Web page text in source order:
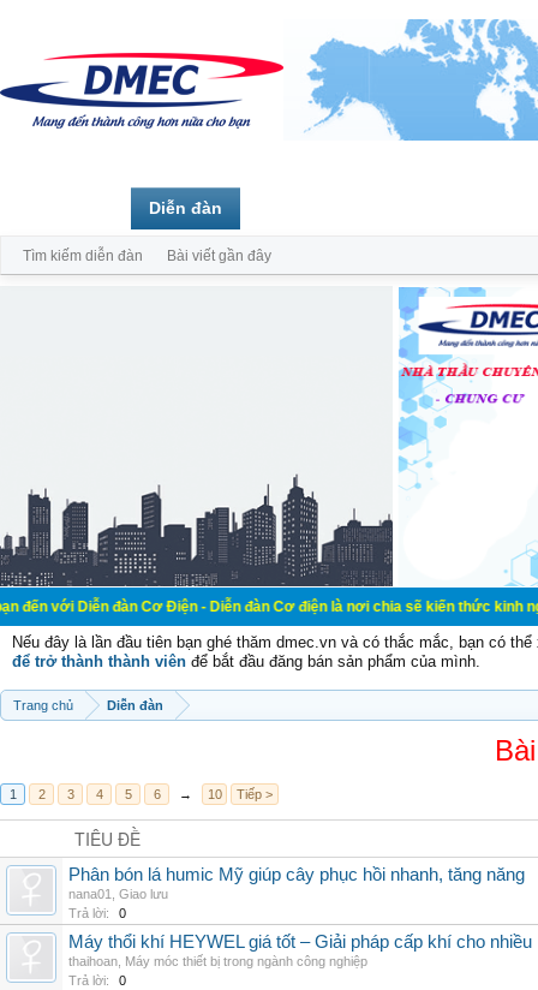
đàn Cơ Điện - Diễn đàn Cơ điện là nơi chia sẽ kiến thức kinh nghiệm
Nếu đây là lần đầu tiên bạn ghé thăm dmec.vn và có thắc mắc, bạn có
để trở thành thành viên để bắt đầu đăng bán sản phẩm của mình.
Trang chủ Diễn đàn
1 2 3 4 5 6 → 10 Tiếp >
TIÊU ĐỀ
Phân bón lá humic Mỹ giúp cây phục hồi nhanh, tăng năng
nana01
Giao lưu
Trả lời:
0
Máy thổi khí HEYWEL giá tốt – Giải pháp cấp khí cho
thaihoan Máy móc thiết bị trong ngành công nghiệp
Trả lời:
0
Diễn đàn
Tìm kiếm diễn đàn Bài viết gần đây